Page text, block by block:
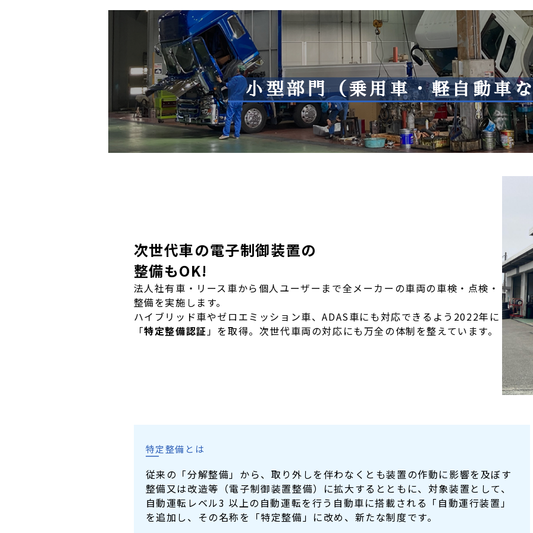
小型部門（乗用車・軽自動車
次世代車の電子制御装置の
整備もOK!
法人社有車・リース車から個人ユーザーまで全メーカーの車両の車検・点検・
整備を実施します。
ハイブリッド車やゼロエミッション車、ADAS車にも対応できるよう2022年に
「特定整備認証」を取得。次世代車両の対応にも万全の体制を整えています。
特定整備とは
従来の「分解整備」から、取り外しを伴わなくとも装置の作動に影響を及ぼす
整備又は改造等（電子制御装置整備）に拡大するとともに、対象装置として、
自動運転レベル3 以上の自動運転を行う自動車に搭載される「自動運行装置」
を追加し、その名称を「特定整備」に改め、新たな制度です。